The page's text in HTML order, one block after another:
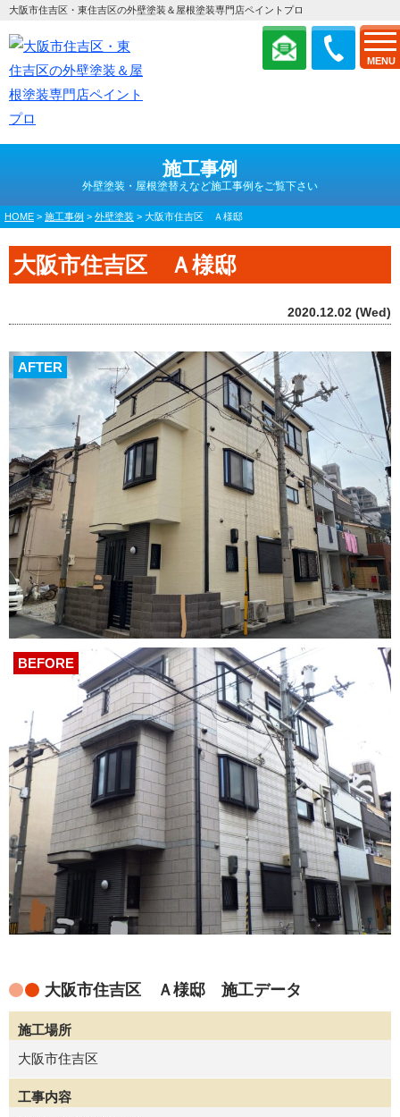
MENU
大阪市住吉区・東住吉区の外壁塗装＆屋根塗装専門店ペイントプロ
施工事例
外壁塗装・屋根塗替えなど施工事例をご覧下さい
HOME > 施工事例 > 外壁塗装 > 大阪市住吉区 Ａ様邸
大阪市住吉区 Ａ様邸
2020.12.02 (Wed)
AFTER
BEFORE
大阪市住吉区 Ａ様邸 施工データ
施工場所
大阪市住吉区
工事内容